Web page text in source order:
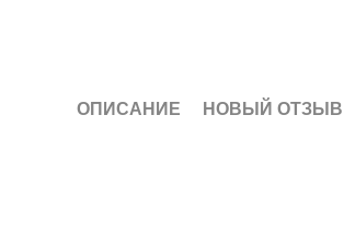
ОПИСАНИЕ НОВЫЙ ОТЗЫВ